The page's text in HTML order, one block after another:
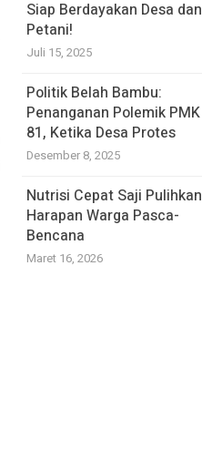
Siap Berdayakan Desa dan
Petani!
Juli 15, 2025
Politik Belah Bambu:
Penanganan Polemik PMK
81, Ketika Desa Protes
Desember 8, 2025
Nutrisi Cepat Saji Pulihkan
Harapan Warga Pasca-
Bencana
Maret 16, 2026